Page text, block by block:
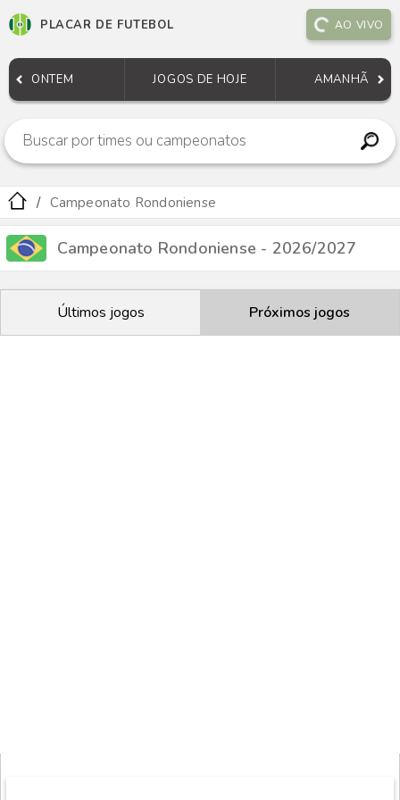
PLACAR DE FUTEBOL AO VIVO
ONTEM JOGOS DE HOJE AMANHÃ
Campeonato Rondoniense
Campeonato Rondoniense - 2026/2027
Últimos jogos Próximos jogos